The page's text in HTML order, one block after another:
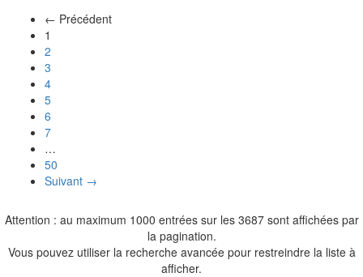
← Précédent
1
2
3
4
5
6
7
…
50
Suivant →
Attention : au maximum 1000 entrées sur les 3687 sont affichées par
la pagination.
Vous pouvez utiliser la recherche avancée pour restreindre la liste à
afficher.